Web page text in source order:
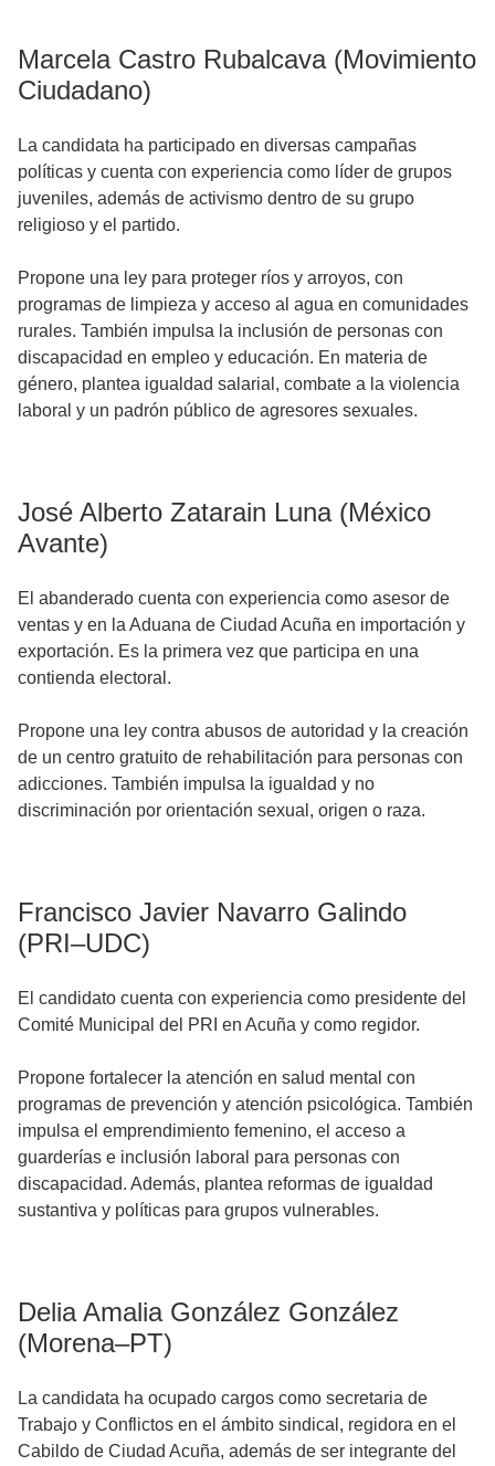
Marcela Castro Rubalcava (Movimiento
Ciudadano)
La candidata ha participado en diversas campañas
políticas y cuenta con experiencia como líder de grupos
juveniles, además de activismo dentro de su grupo
religioso y el partido.
Propone una ley para proteger ríos y arroyos, con
programas de limpieza y acceso al agua en comunidades
rurales. También impulsa la inclusión de personas con
discapacidad en empleo y educación. En materia de
género, plantea igualdad salarial, combate a la violencia
laboral y un padrón público de agresores sexuales.
José Alberto Zatarain Luna (México
Avante)
El abanderado cuenta con experiencia como asesor de
ventas y en la Aduana de Ciudad Acuña en importación y
exportación. Es la primera vez que participa en una
contienda electoral.
Propone una ley contra abusos de autoridad y la creación
de un centro gratuito de rehabilitación para personas con
adicciones. También impulsa la igualdad y no
discriminación por orientación sexual, origen o raza.
Francisco Javier Navarro Galindo
(PRI–UDC)
El candidato cuenta con experiencia como presidente del
Comité Municipal del PRI en Acuña y como regidor.
Propone fortalecer la atención en salud mental con
programas de prevención y atención psicológica. También
impulsa el emprendimiento femenino, el acceso a
guarderías e inclusión laboral para personas con
discapacidad. Además, plantea reformas de igualdad
sustantiva y políticas para grupos vulnerables.
Delia Amalia González González
(Morena–PT)
La candidata ha ocupado cargos como secretaria de
Trabajo y Conflictos en el ámbito sindical, regidora en el
Cabildo de Ciudad Acuña, además de ser integrante del